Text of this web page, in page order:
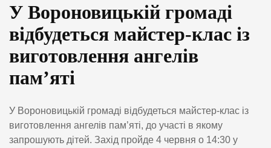
У Вороновицькій громаді
відбудеться майстер-клас із
виготовлення ангелів
пам’яті
У Вороновицькій громаді відбудеться майстер-клас із
виготовлення ангелів пам’яті, до участі в якому
запрошують дітей. Захід пройде 4 червня о 14:30 у